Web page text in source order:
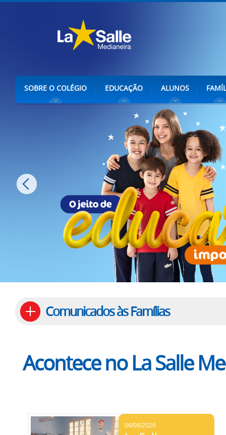
SOBRE O COLÉGIO EDUCAÇÃO ALUNOS
Comunicados às Famílias
Acontece no La Salle
06/08/2026